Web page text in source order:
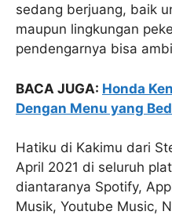
sedang berjuang, baik
maupun lingkungan
pendengarnya bisa
BACA JUGA: Honda
Dengan Menu yang
Hatiku di Kakimu dari
April 2021 di seluruh
diantaranya Spotify,
Musik, Youtube Music,